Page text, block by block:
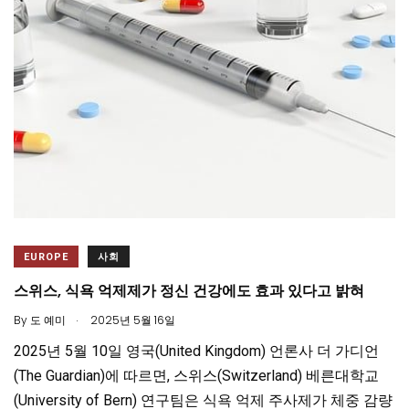
EUROPE 사회
스위스, 식욕 억제제가 정신 건강에도 효과 있다고 밝혀
By 도 예미 . 2025년 5월 16일
2025년 5월 10일 영국(United Kingdom) 언론사 더 가디언
(The Guardian)에 따르면, 스위스(Switzerland) 베른대학교
(University of Bern) 연구팀은 식욕 억제 주사제가 체중 감량